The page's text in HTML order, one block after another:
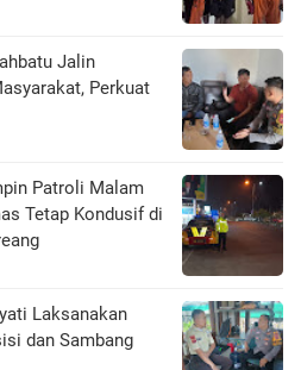
Jalin
Perkuat
Patroli Malam
Tetap Kondusif di
Laksanakan
dan Sambang